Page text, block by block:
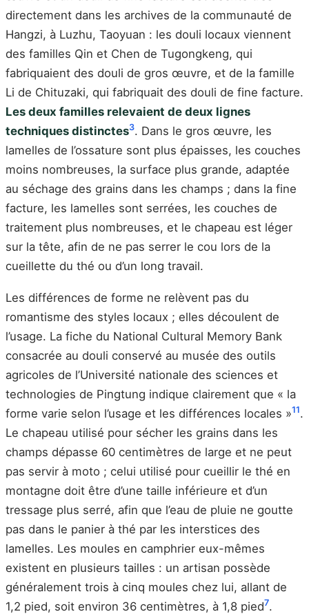
directement dans les archives de la communauté de
Hangzi, à Luzhu, Taoyuan : les douli locaux viennent
des familles Qin et Chen de Tugongkeng, qui
fabriquaient des douli de gros œuvre, et de la famille
Li de Chituzaki, qui fabriquait des douli de fine facture.
Les deux familles relevaient de deux lignes
techniques distinctes3. Dans le gros œuvre, les
lamelles de l’ossature sont plus épaisses, les couches
moins nombreuses, la surface plus grande, adaptée
au séchage des grains dans les champs ; dans la fine
facture, les lamelles sont serrées, les couches de
traitement plus nombreuses, et le chapeau est léger
sur la tête, afin de ne pas serrer le cou lors de la
cueillette du thé ou d’un long travail.
Les différences de forme ne relèvent pas du
romantisme des styles locaux ; elles découlent de
l’usage. La fiche du National Cultural Memory Bank
consacrée au douli conservé au musée des outils
agricoles de l’Université nationale des sciences et
technologies de Pingtung indique clairement que « la
forme varie selon l’usage et les différences locales »11.
Le chapeau utilisé pour sécher les grains dans les
champs dépasse 60 centimètres de large et ne peut
pas servir à moto ; celui utilisé pour cueillir le thé en
montagne doit être d’une taille inférieure et d’un
tressage plus serré, afin que l’eau de pluie ne goutte
pas dans le panier à thé par les interstices des
lamelles. Les moules en camphrier eux-mêmes
existent en plusieurs tailles : un artisan possède
généralement trois à cinq moules chez lui, allant de
1,2 pied, soit environ 36 centimètres, à 1,8 pied7.